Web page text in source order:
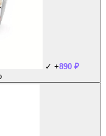
✓ +890 ₽